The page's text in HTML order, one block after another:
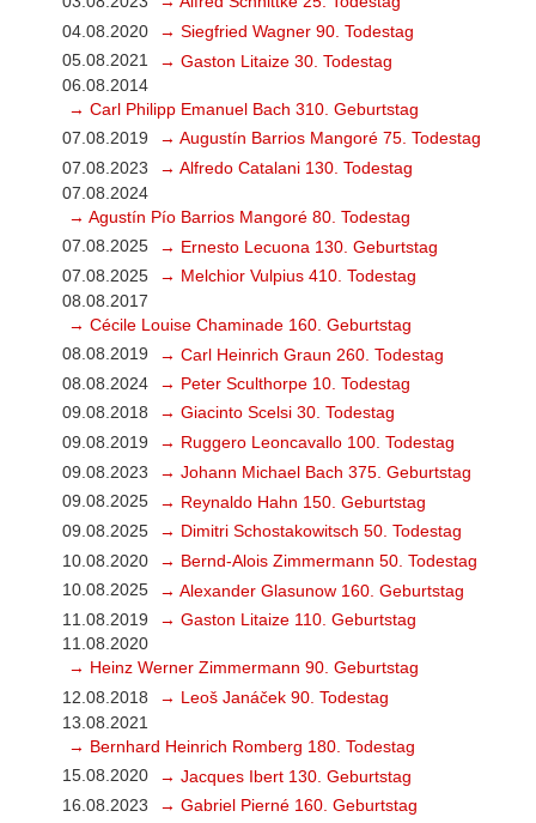
04.08.2020
→ Siegfried Wagner 90. Todestag
05.08.2021
→ Gaston Litaize 30. Todestag
06.08.2014
→ Carl Philipp Emanuel Bach 310. Geburtstag
07.08.2019
→ Augustín Barrios Mangoré 75. Todestag
07.08.2023
→ Alfredo Catalani 130. Todestag
07.08.2024
→ Agustín Pío Barrios Mangoré 80. Todestag
07.08.2025
→ Ernesto Lecuona 130. Geburtstag
07.08.2025
→ Melchior Vulpius 410. Todestag
08.08.2017
→ Cécile Louise Chaminade 160. Geburtstag
08.08.2019
→ Carl Heinrich Graun 260. Todestag
08.08.2024
→ Peter Sculthorpe 10. Todestag
09.08.2018
→ Giacinto Scelsi 30. Todestag
09.08.2019
→ Ruggero Leoncavallo 100. Todestag
09.08.2023
→ Johann Michael Bach 375. Geburtstag
09.08.2025
→ Reynaldo Hahn 150. Geburtstag
09.08.2025
→ Dimitri Schostakowitsch 50. Todestag
10.08.2020
→ Bernd-Alois Zimmermann 50. Todestag
10.08.2025
→ Alexander Glasunow 160. Geburtstag
11.08.2019
→ Gaston Litaize 110. Geburtstag
11.08.2020
→ Heinz Werner Zimmermann 90. Geburtstag
12.08.2018
→ Leoš Janáček 90. Todestag
13.08.2021
→ Bernhard Heinrich Romberg 180. Todestag
15.08.2020
→ Jacques Ibert 130. Geburtstag
16.08.2023
→ Gabriel Pierné 160. Geburtstag